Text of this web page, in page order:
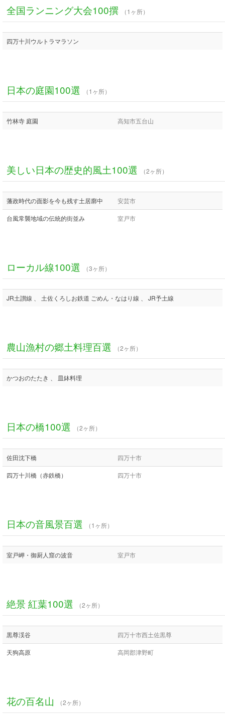
全国ランニング大会100撰 （1ヶ所）
四万十川ウルトラマラソン
日本の庭園100選 （1ヶ所）
竹林寺 庭園 高知市五台山
美しい日本の歴史的風土100選 （2ヶ所）
藩政時代の面影を今も残す土居廓中 安芸市
台風常襲地域の伝統的街並み 室戸市
ローカル線100選 （3ヶ所）
JR土讃線 、 土佐くろしお鉄道 ごめん・なはり線 、 JR予土線
農山漁村の郷土料理百選 （2ヶ所）
かつおのたたき 、 皿鉢料理
日本の橋100選 （2ヶ所）
佐田沈下橋 四万十市
四万十川橋（赤鉄橋） 四万十市
日本の音風景百選 （1ヶ所）
室戸岬・御厨人窟の波音 室戸市
絶景 紅葉100選 （2ヶ所）
黒尊渓谷 四万十市西土佐黒尊
天狗高原 高岡郡津野町
花の百名山 （2ヶ所）